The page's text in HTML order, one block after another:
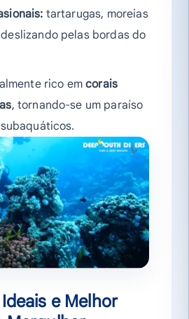
tartarugas, moreias
pelas bordas do
rico emcorais
, tornando-se um paraíso
e Melhor